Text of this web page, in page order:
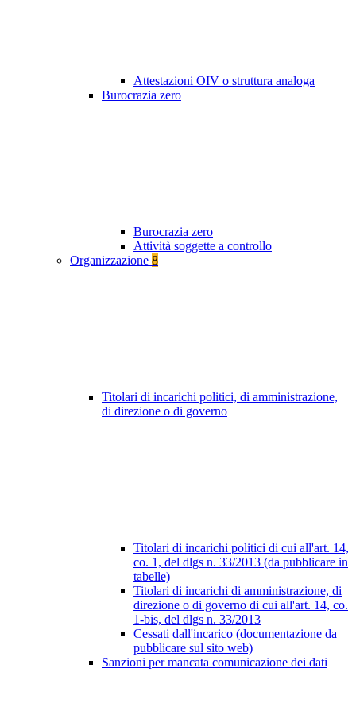
Attestazioni OIV o struttura analoga
Burocrazia zero
Burocrazia zero
Attività soggette a controllo
Organizzazione 8
Titolari di incarichi politici, di amministrazione,
di direzione o di governo
Titolari di incarichi politici di cui all'art. 14,
co. 1, del dlgs n. 33/2013 (da pubblicare in
tabelle)
Titolari di incarichi di amministrazione, di
direzione o di governo di cui all'art. 14, co.
1-bis, del dlgs n. 33/2013
Cessati dall'incarico (documentazione da
pubblicare sul sito web)
Sanzioni per mancata comunicazione dei dati